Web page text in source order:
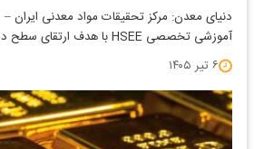
دنیای معدن: مرکز تحقیقات مواد معدنی ایران –
آموزشی تخصصی HSEE با هدف ارتقای سطح دانش و…
۶ تیر ۱۴۰۵